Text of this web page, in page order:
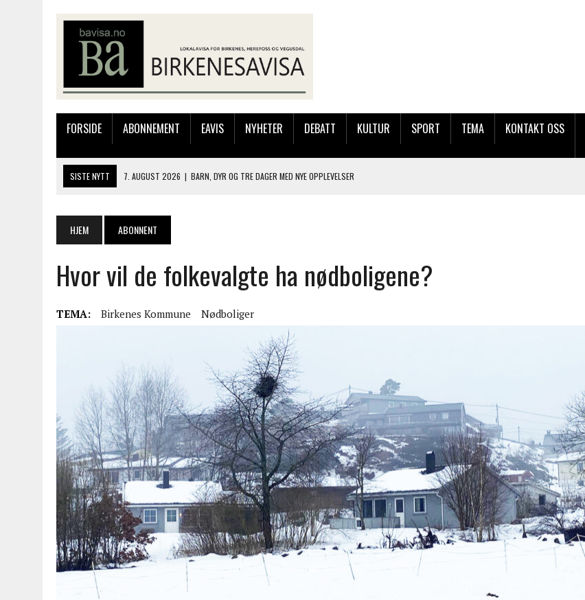
FORSIDE ABONNEMENT EAVIS NYHETER DEBATT KULTUR SPORT TEMA KONTAKT OSS
SISTE NYTT 7. AUGUST 2026 | BARN, DYR OG TRE DAGER MED NYE OPPLEVELSER
6. AUGUST 2026 | BYGGING AV FLATBUNNINGER PÅ MUSEET
7. AUGUST 2026
FLYTTER PRODUKSJONEN TIL OSLO: FLERE MISTER JOBBEN VED SYNKRON MEDIA
HJEM ABONNENT
Hvor vil de folkevalgte ha nødboligene?
TEMA: Birkenes Kommune Nødboliger